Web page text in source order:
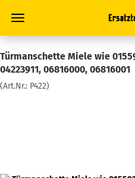
Türmanschette Miele wie
04223911, 06816000, 06816001
(Art.Nr.: P422)